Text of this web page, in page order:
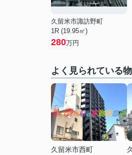
久留米市諏訪野町
1R (19.95㎡)
280万円
よく見られている
久留米市西町